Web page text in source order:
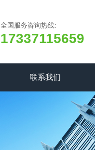
全国服务咨询热线:
17337115659
联系我们